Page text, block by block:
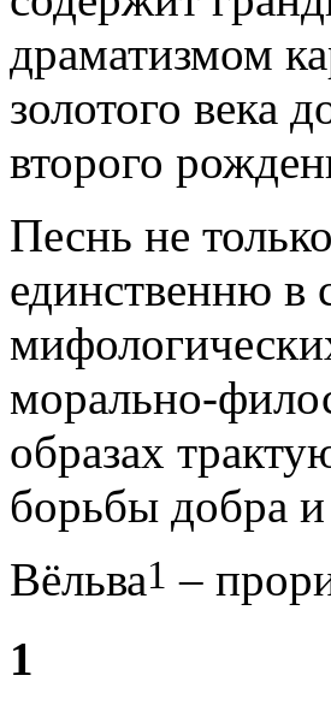
драматизмом
золотого века
второго
Песнь не
единственню в
морально-
образах
борьбы добра и
Вёльва1 –
1